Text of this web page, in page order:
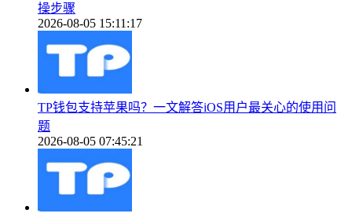
操步骤
2026-08-05 15:11:17
TP钱包支持苹果吗？一文解答iOS用户最关心的使用问
题
2026-08-05 07:45:21